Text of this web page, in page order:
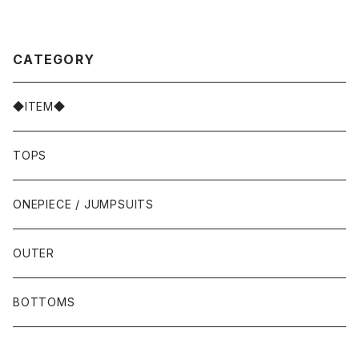
CATEGORY
◆ITEM◆
TOPS
ONEPIECE / JUMPSUITS
OUTER
BOTTOMS